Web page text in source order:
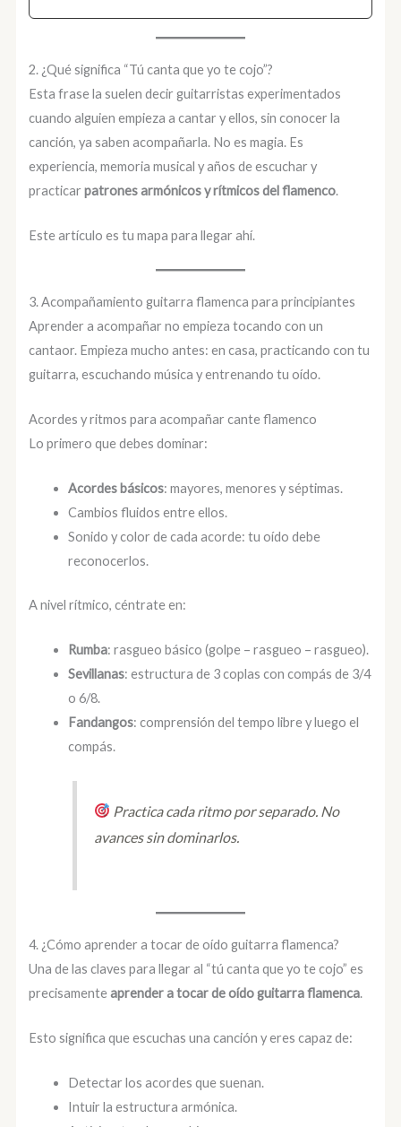
2. ¿Qué significa “Tú canta que yo te cojo”?
Esta frase la suelen decir guitarristas experimentados
cuando alguien empieza a cantar y ellos, sin conocer la
canción, ya saben acompañarla. No es magia. Es
experiencia, memoria musical y años de escuchar y
practicarpatrones armónicos y rítmicos del flamenco.
Este artículo es tu mapa para llegar ahí.
3. Acompañamiento guitarra flamenca para principiantes
Aprender a acompañar no empieza tocando con un
cantaor. Empieza mucho antes: en casa, practicando con tu
guitarra, escuchando música y entrenando tu oído.
Acordes y ritmos para acompañar cante flamenco
Lo primero que debes dominar:
Acordes básicos: mayores, menores y séptimas.
Cambios fluidos entre ellos.
Sonido y color de cada acorde: tu oído debe
reconocerlos.
A nivel rítmico, céntrate en:
Rumba: rasgueo básico (golpe – rasgueo – rasgueo).
Sevillanas: estructura de 3 coplas con compás de 3/4
o 6/8.
Fandangos: comprensión del tempo libre y luego el
compás.
Practica cada ritmo por separado. No
avances sin dominarlos.
4. ¿Cómo aprender a tocar de oído guitarra flamenca?
Una de las claves para llegar al “tú canta que yo te cojo” es
precisamenteaprender a tocar de oído guitarra flamenca.
Esto significa que escuchas una canción y eres capaz de:
Detectar los acordes que suenan.
Intuir la estructura armónica.